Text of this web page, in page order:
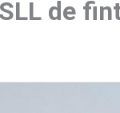
de